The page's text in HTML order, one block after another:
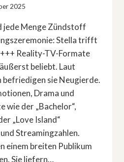
2025
jede Menge Zündstoff
Stella trifft
Reality-TV-Formate
beliebt. Laut
sie Neugierde.
Drama und
wie der „Bachelor“,
„Love Island“
Streamingzahlen.
einem breiten Publikum
Sie liefern…